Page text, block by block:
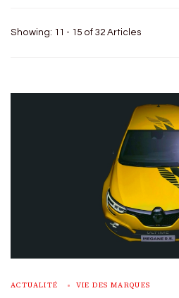
Showing: 11 - 15 of 32 Articles
ACTUALITÉ VIE DES MARQUES